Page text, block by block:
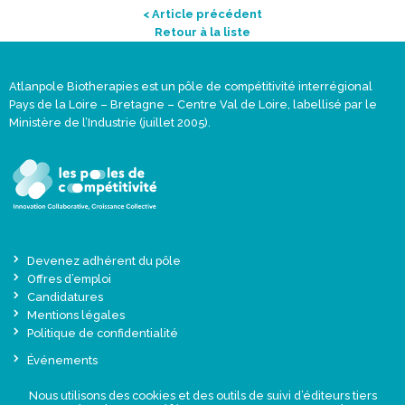
< Article précédent
Retour à la liste
Atlanpole Biotherapies est un pôle de compétitivité interrégional
Pays de la Loire – Bretagne – Centre Val de Loire, labellisé par le
Ministère de l’Industrie (juillet 2005).
Devenez adhérent du pôle
Offres d’emploi
Candidatures
Mentions légales
Politique de confidentialité
Événements
Une offre globale sur-mesure
Nous utilisons des cookies et des outils de suivi d’éditeurs tiers